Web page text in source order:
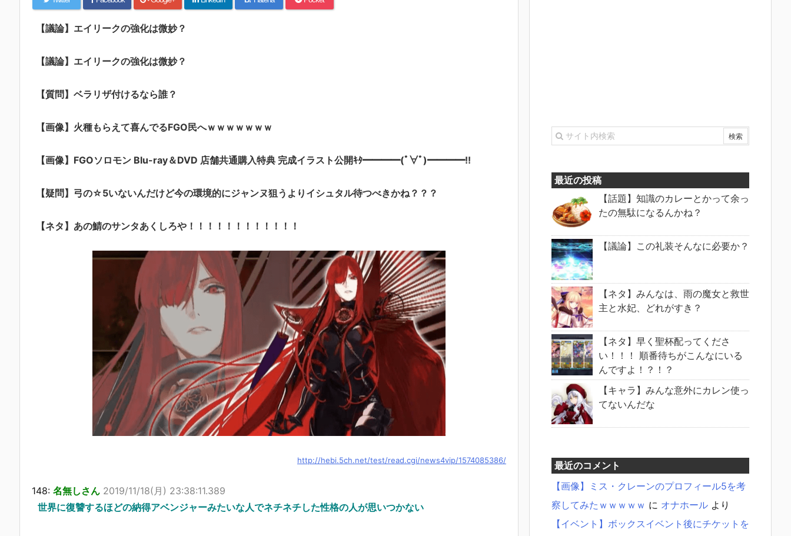
【議論】エイリークの強化は微妙？
【議論】エイリークの強化は微妙？
【質問】ベラリザ付けるなら誰？
【画像】火種もらえて喜んでるFGO民へｗｗｗｗｗｗｗ
【画像】FGOソロモン Blu-ray＆DVD 店舗共通購入特典 完成イラスト公開ｷﾀ━━━━(ﾟ∀ﾟ)━━━━!!
【疑問】弓の☆5いないんだけど今の環境的にジャンヌ狙うよりイシュタル待つべきかね？？？
【ネタ】あの鯖のサンタあくしろや！！！！！！！！！！！！
http://hebi.5ch.net/test/read.cgi/news4vip/1574085386/
148: 名無しさん 2019/11/18(月) 23:38:11.389
世界に復讐するほどの納得アベンジャーみたいな人でネチネチした性格の人が思いつかない
最近の投稿
【話題】知識のカレーとかって余っ
たの無駄になるんかね？
【議論】この礼装そんなに必要か？
【ネタ】みんなは、雨の魔女と救世
主と水妃、どれがすき？
【ネタ】早く聖杯配ってくださ
い！！！ 順番待ちがこんなにいる
んですよ！？！？
【キャラ】みんな意外にカレン使っ
てないんだな
最近のコメント
【画像】ミス・クレーンのプロフィール5を考
察してみたｗｗｗｗｗ に オナホール より
【イベント】ボックスイベント後にチケットを